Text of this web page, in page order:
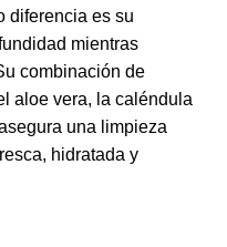
diferencia es su
mientras
combinación de
aloe vera, la caléndula
una limpieza
hidratada y